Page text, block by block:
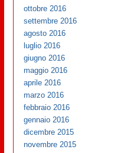
ottobre 2016
settembre 2016
agosto 2016
luglio 2016
giugno 2016
maggio 2016
aprile 2016
marzo 2016
febbraio 2016
gennaio 2016
dicembre 2015
novembre 2015